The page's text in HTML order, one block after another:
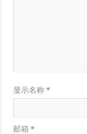
显示名称*
邮箱*